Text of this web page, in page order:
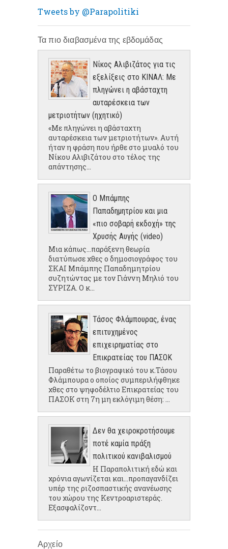
Tweets by @Parapolitiki
Τα πιο διαβασμένα της εβδομάδας
Νίκος Αλιβιζάτος για τις
εξελίξεις στο ΚΙΝΑΛ: Με
πληγώνει η αβάσταχτη
αυταρέσκεια των
μετριοτήτων (ηχητικό)
«Με πληγώνει η αβάσταχτη
αυταρέσκεια των μετριοτήτων». Αυτή
ήταν η φράση που ήρθε στο μυαλό του
Νίκου Αλιβιζάτου στο τέλος της
απάντησης...
Ο Μπάμπης
Παπαδημητρίου και μια
«πιο σοβαρή εκδοχή» της
Χρυσής Αυγής (video)
Μια κάπως...παράξενη θεωρία
διατύπωσε χθες ο δημοσιογράφος του
ΣΚΑΙ Μπάμπης Παπαδημητρίου
συζητώντας με τον Γιάννη Μηλιό του
ΣΥΡΙΖΑ. Ο κ...
Τάσος Φλάμπουρας, ένας
επιτυχημένος
επιχειρηματίας στο
Επικρατείας του ΠΑΣΟΚ
Παραθέτω το βιογραφικό του κ.Τάσου
Φλάμπουρα ο οποίος συμπεριλήφθηκε
χθες στο ψηφοδέλτιο Επικρατείας του
ΠΑΣΟΚ στη 7η μη εκλόγιμη θέση: ...
Δεν θα χειροκροτήσουμε
ποτέ καμία πράξη
πολιτικού κανιβαλισμού
Η Παραπολιτική εδώ και
χρόνια αγωνίζεται και...προπαγανδίζει
υπέρ της ριζοσπαστικής ανανέωσης
του χώρου της Κεντροαριστεράς.
Εξασφαλίζοντ...
Αρχείο